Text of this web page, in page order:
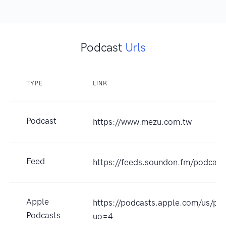
Podcast Urls
TYPE LINK
Podcast https://www.mezu.com.tw
Feed https://feeds.soundon.fm/
Apple
Podcasts
https://podcasts.apple.com/us/
uo=4